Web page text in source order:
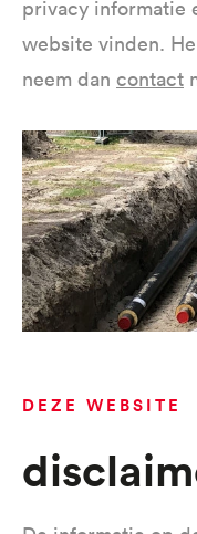
gaan
privacy informatie
website vinden.
neem dan contact
DEZE WEBSITE